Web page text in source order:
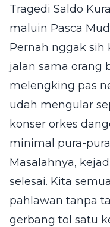
Tragedi Saldo
maluin Pasca
Pernah nggak
jalan sama orang
melengking pas
udah mengular
konser orkes
minimal pura-
Masalahnya,
selesai. Kita
pahlawan tanpa
gerbang tol satu